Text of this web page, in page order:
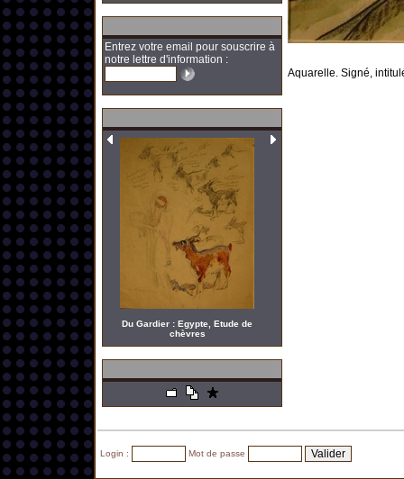
Entrez votre email pour souscrire à
notre lettre d'information :
Du Gardier : Egypte, Etude de
chèvres
Aquarelle. Signé,
Login : Mot de passe